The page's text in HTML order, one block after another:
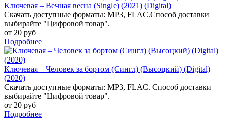
Ключевая – Вечная весна (Single) (2021) (Digital)
Скачать доступные форматы: MP3, FLAC.Способ доставки
выбирайте "Цифровой товар".
от 20 руб
Подробнее
Ключевая – Человек за бортом (Сингл) (Высоцкий) (Digital)
(2020)
Скачать доступные форматы: MP3, FLAC. Способ доставки
выбирайте "Цифровой товар".
от 20 руб
Подробнее